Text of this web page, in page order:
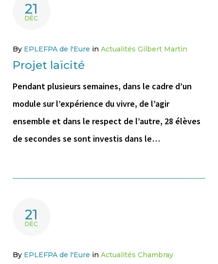
21
DÉC
By EPLEFPA de l'Eure in Actualités Gilbert Martin
Projet laïcité
Pendant plusieurs semaines, dans le cadre d’un
module sur l’expérience du vivre, de l’agir
ensemble et dans le respect de l’autre, 28 élèves
de secondes se sont investis dans le…
21
DÉC
By EPLEFPA de l'Eure in Actualités Chambray